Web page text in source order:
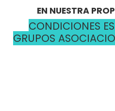
EN NUESTRA
CONDICIONES
GRUPOS